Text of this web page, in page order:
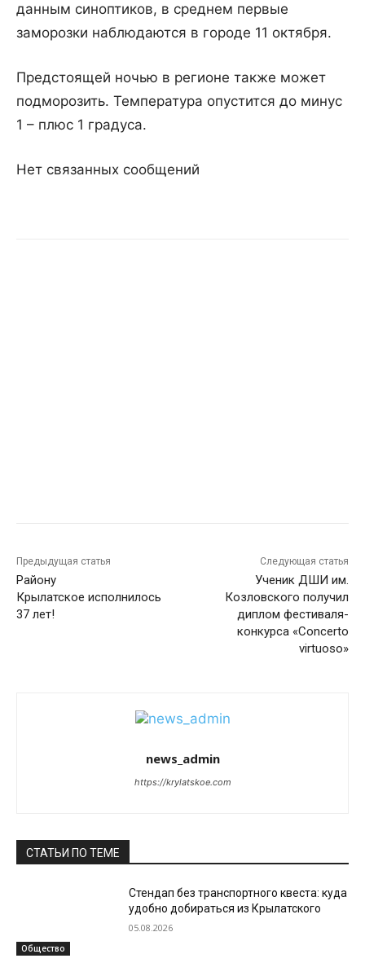
данным синоптиков, в среднем первые
заморозки наблюдаются в городе 11 октября.
Предстоящей ночью в регионе также может
подморозить. Температура опустится до минус
1 – плюс 1 градуса.
Нет связанных сообщений
Предыдущая статья
Району
Крылатское исполнилось
37 лет!
Следующая статья
Ученик ДШИ им.
Козловского получил
диплом фестиваля-
конкурса «Concerto
virtuoso»
news_admin
https://krylatskoe.com
СТАТЬИ ПО ТЕМЕ
Общество
Стендап без транспортного квеста: куда
удобно добираться из Крылатского
05.08.2026